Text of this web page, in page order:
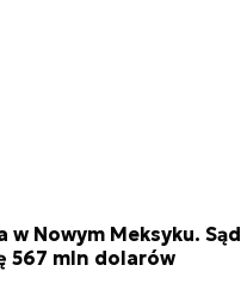
w Nowym Meksyku. Sąd
567 mln dolarów